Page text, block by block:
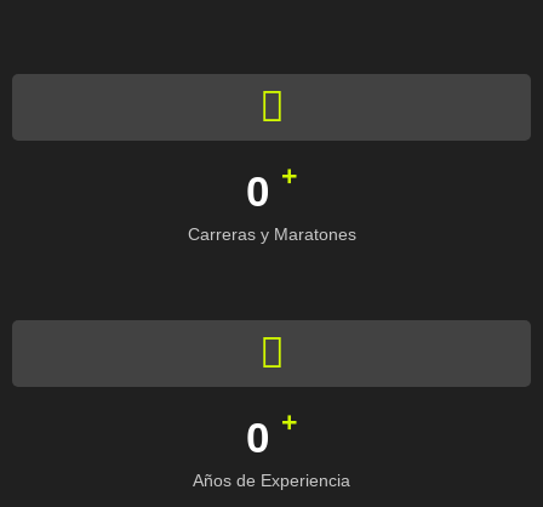
0 +
Carreras y Maratones
0 +
Años de Experiencia